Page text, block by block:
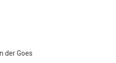
der Goes